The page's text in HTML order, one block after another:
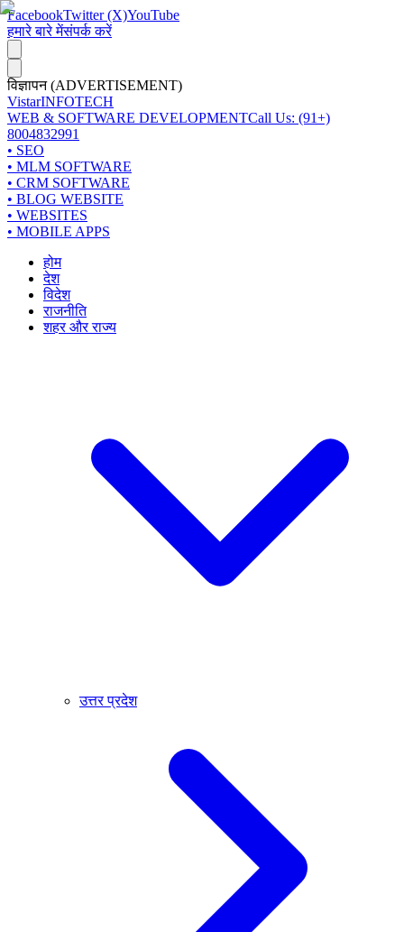
FacebookTwitter (X)YouTube
हमारे बारे मेंसंपर्क करें
विज्ञापन (ADVERTISEMENT)
VistarINFOTECH
WEB & SOFTWARE DEVELOPMENTCall Us: (91+)
8004832991
• SEO
• MLM SOFTWARE
• CRM SOFTWARE
• BLOG WEBSITE
• WEBSITES
• MOBILE APPS
होम
देश
विदेश
राजनीति
शहर और राज्य
उत्तर प्रदेश